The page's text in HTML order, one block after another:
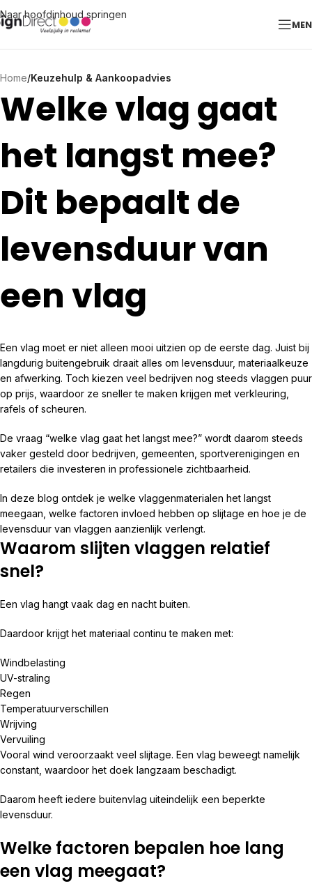
Naar hoofdinhoud springen
Home/Keuzehulp & Aankoopadvies
Welke vlag gaat
het langst mee?
Dit bepaalt de
levensduur van
een vlag
Een vlag moet er niet alleen mooi uitzien op de eerste dag. Juist bij
langdurig buitengebruik draait alles om levensduur, materiaalkeuze
en afwerking. Toch kiezen veel bedrijven nog steeds vlaggen puur
op prijs, waardoor ze sneller te maken krijgen met verkleuring,
rafels of scheuren.
De vraag “welke vlag gaat het langst mee?” wordt daarom steeds
vaker gesteld door bedrijven, gemeenten, sportverenigingen en
retailers die investeren in professionele zichtbaarheid.
In deze blog ontdek je welke vlaggenmaterialen het langst
meegaan, welke factoren invloed hebben op slijtage en hoe je de
levensduur van vlaggen aanzienlijk verlengt.
Waarom slijten vlaggen relatief
snel?
Een vlag hangt vaak dag en nacht buiten.
Daardoor krijgt het materiaal continu te maken met:
Windbelasting
UV-straling
Regen
Temperatuurverschillen
Wrijving
Vervuiling
Vooral wind veroorzaakt veel slijtage. Een vlag beweegt namelijk
constant, waardoor het doek langzaam beschadigt.
Daarom heeft iedere buitenvlag uiteindelijk een beperkte
levensduur.
Welke factoren bepalen hoe lang
een vlag meegaat?